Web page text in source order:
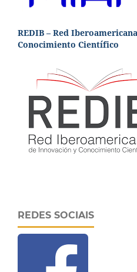
REDIB – Red
Conocimiento Científico
REDES SOCIAIS